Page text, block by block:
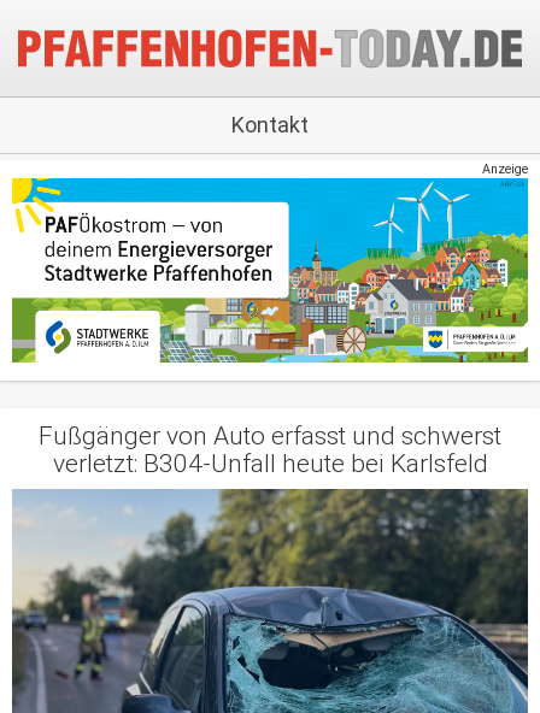
Kontakt
Anzeige
Fußgänger von Auto erfasst und schwerst
verletzt: B304-Unfall heute bei Karlsfeld